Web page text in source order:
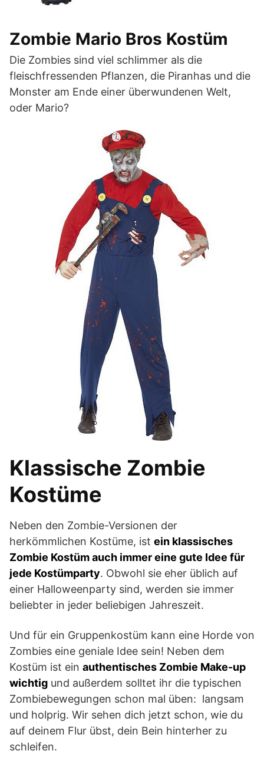
Zombie Mario Bros Kostüm
Die Zombies sind viel schlimmer als die
fleischfressenden Pflanzen, die Piranhas und die
Monster am Ende einer überwundenen Welt,
oder Mario?
Klassische Zombie
Kostüme
Neben den Zombie-Versionen der
herkömmlichen Kostüme, ist ein klassisches
Zombie Kostüm auch immer eine gute Idee für
jede Kostümparty. Obwohl sie eher üblich auf
einer Halloweenparty sind, werden sie immer
beliebter in jeder beliebigen Jahreszeit.
Und für ein Gruppenkostüm kann eine Horde von
Zombies eine geniale Idee sein! Neben dem
Kostüm ist ein authentisches Zombie Make-up
wichtig und außerdem solltet ihr die typischen
Zombiebewegungen schon mal üben: langsam
und holprig. Wir sehen dich jetzt schon, wie du
auf deinem Flur übst, dein Bein hinterher zu
schleifen.